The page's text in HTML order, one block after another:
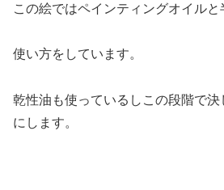
この絵ではペインティングオイルと
使い方をしています。
乾性油も使っているしこの段階で決
にします。